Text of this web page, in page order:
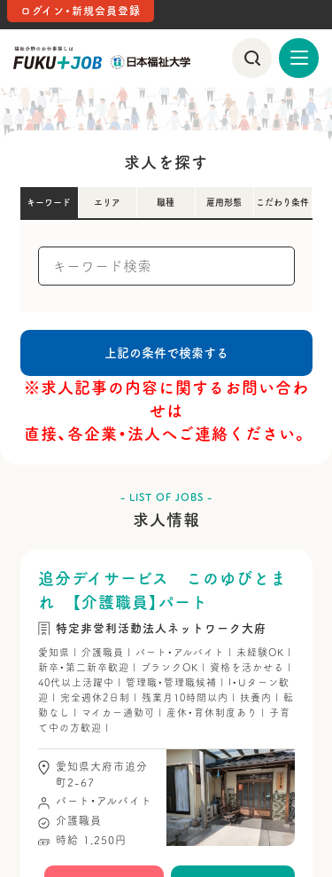
ログイン・新規会員登録
求人を探す
キーワード エリア 職種 雇用形態 こだわり条件
※求人記事の内容に関するお問い合わ
せは
直接、各企業・法人へご連絡ください。
- LIST OF JOBS -
求人情報
追分デイサービス このゆびとま
れ 【介護職員】パート
特定非営利活動法人ネットワーク大府
愛知県 | 介護職員 | パート・アルバイト | 未経験OK |
新卒・第二新卒歓迎 | ブランクOK | 資格を活かせる |
40代以上活躍中 | 管理職・管理職候補 | I・Uターン歓
迎 | 完全週休2日制 | 残業月10時間以内 | 扶養内 | 転
勤なし | マイカー通勤可 | 産休・育休制度あり | 子育
て中の方歓迎 |
愛知県大府市追分
町2-67
パート・アルバイト
介護職員
時給 1,250円